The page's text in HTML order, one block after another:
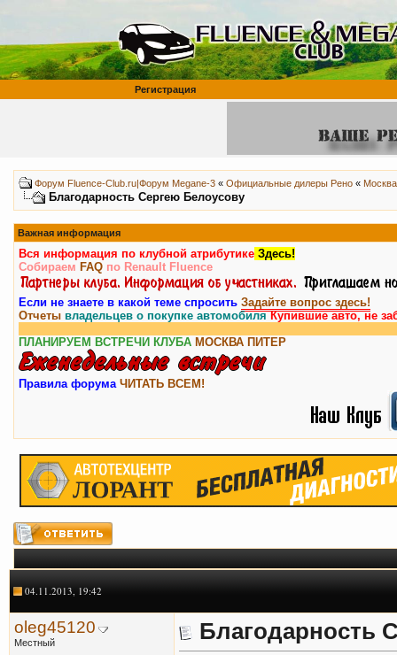
Регистрация
Форум Fluence-Club.ru|Форум Megane-3 « Официальные дилеры Рено «
Благодарность Сергею Белоусову
Важная информация
Вся информация по клубной атрибутике Здесь!
Собираем FAQ по Renault Fluence
Если не знаете в какой теме спросить Задайте вопрос здесь!
Отчеты владельцев о покупке автомобиляКупившие авто, не
ПЛАНИРУЕМ ВСТРЕЧИ КЛУБА МОСКВА ПИТЕР
Правила форума ЧИТАТЬ ВСЕМ!
04.11.2013, 19:42
oleg45120
Местный Благодарность